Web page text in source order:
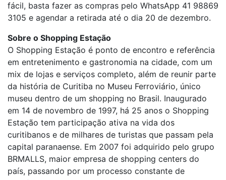
fácil, basta fazer as compras pelo WhatsApp 41 98869
3105 e agendar a retirada até o dia 20 de dezembro.
Sobre o Shopping Estação
O Shopping Estação é ponto de encontro e referência
em entretenimento e gastronomia na cidade, com um
mix de lojas e serviços completo, além de reunir parte
da história de Curitiba no Museu Ferroviário, único
museu dentro de um shopping no Brasil. Inaugurado
em 14 de novembro de 1997, há 25 anos o Shopping
Estação tem participação ativa na vida dos
curitibanos e de milhares de turistas que passam pela
capital paranaense. Em 2007 foi adquirido pelo grupo
BRMALLS, maior empresa de shopping centers do
país, passando por um processo constante de